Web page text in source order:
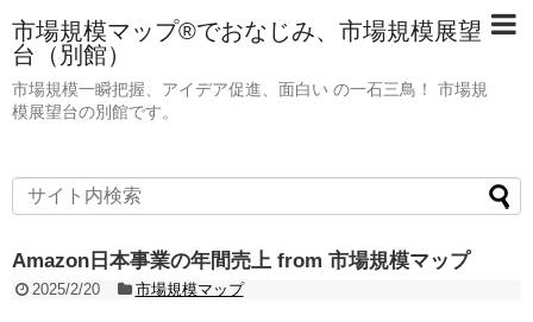
市場規模マップ®でおなじみ、市場規模展望
台（別館）
市場規模一瞬把握、アイデア促進、面白い の一石三鳥！ 市場規
模展望台の別館です。
Amazon日本事業の年間売上 from 市場規模マップ
2025/2/20 市場規模マップ